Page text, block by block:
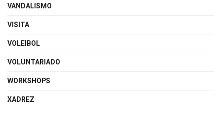
VANDALISMO
VISITA
VOLEIBOL
VOLUNTARIADO
WORKSHOPS
XADREZ